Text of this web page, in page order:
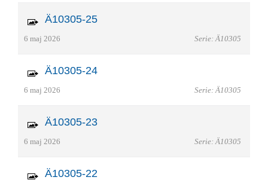
Ä10305-25
6 maj 2026 Serie: Ä10305
Ä10305-24
6 maj 2026 Serie: Ä10305
Ä10305-23
6 maj 2026 Serie: Ä10305
Ä10305-22